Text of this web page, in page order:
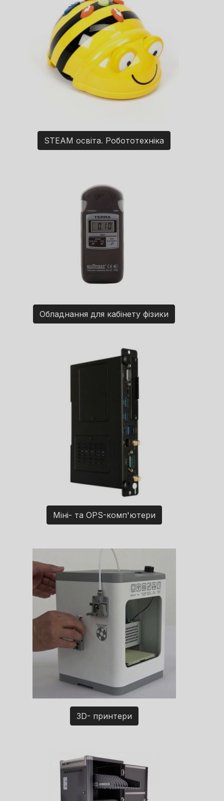
STEAM освіта. Робототехніка
Обладнання для кабінету фізики
Міні- та OPS-комп'ютери
3D- принтери